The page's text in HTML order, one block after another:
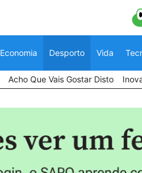
Economia Desporto Vida
Acho Que Vais Gostar Disto